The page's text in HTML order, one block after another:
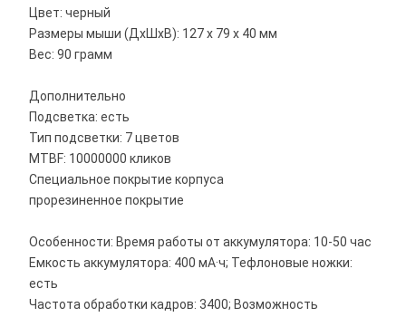
Цвет: черный
Размеры мыши (ДхШхВ): 127 х 79 х 40 мм
Вес: 90 грамм
Дополнительно
Подсветка: есть
Тип подсветки: 7 цветов
MTBF: 10000000 кликов
Специальное покрытие корпуса
прорезиненное покрытие
Особенности: Время работы от аккумулятора: 10-50 час
Емкость аккумулятора: 400 мА·ч; Тефлоновые ножки:
есть
Частота обработки кадров: 3400; Возможность